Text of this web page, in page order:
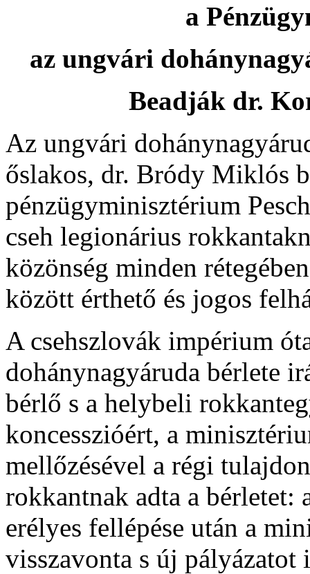
a
az ungvári
Beadják dr.
Az ungvári
őslakos, dr. Bródy Miklós
pénzügyminisztérium
cseh legionárius
közönség minden
között érthető és jogos
A csehszlovák impérium
dohánynagyáruda bérlete
bérlő s a helybeli
koncesszióért, a
mellőzésével a régi
rokkantnak adta a bérletet:
erélyes fellépése után a
visszavonta s új pályázatot